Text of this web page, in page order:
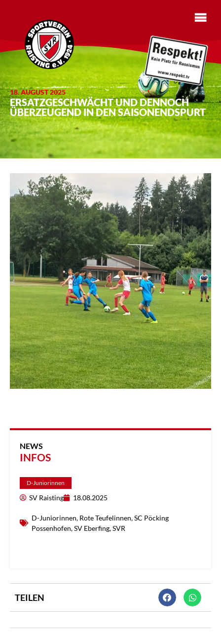
18. AUGUST 2025
ERSATZGESCHWÄCHT UND DENNOCH
ÜBERZEUGEND IN DEN SAISONENDSPURT
NEWS
INFOS
D-Juniorinnen
SV Raisting 18.08.2025
D-Juniorinnen, Rote Teufelinnen,SC Pöcking
Possenhofen,SV Eberfing,SVR
TEILEN